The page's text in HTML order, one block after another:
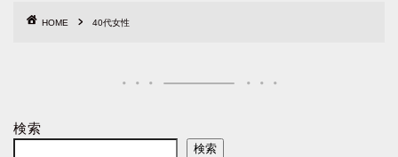
HOME 40代女性
検索
検索